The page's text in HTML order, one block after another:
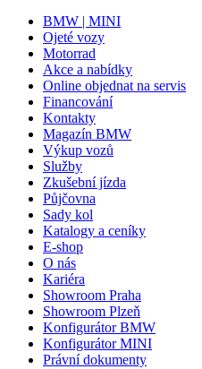
BMW | MINI
Ojeté vozy
Motorrad
Akce a nabídky
Online objednat na servis
Financování
Kontakty
Magazín BMW
Výkup vozů
Služby
Zkušební jízda
Půjčovna
Sady kol
Katalogy a ceníky
E-shop
O nás
Kariéra
Showroom Praha
Showroom Plzeň
Konfigurátor BMW
Konfigurátor MINI
Právní dokumenty